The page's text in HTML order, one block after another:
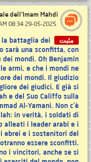
dell'Imam Mahdi
مثبت
la battaglia dei
sarà una sconfitta, con
mondi. Oh Benjamin
armi, e che i mondi ne
dei mondi. Il giudizio
dei giudici. E già si
e del Suo Califfo sulla
Al-Yamani. Non c’è
in verità, i soldati di
alleati i leader arabi e i
ebrei e i sostenitori del
essere sconfitti.
i vincitori, anche se si